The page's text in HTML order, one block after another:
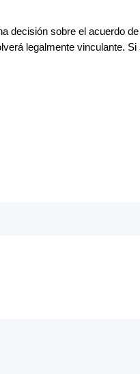
decisión sobre el acuerdo
legalmente vinculante.